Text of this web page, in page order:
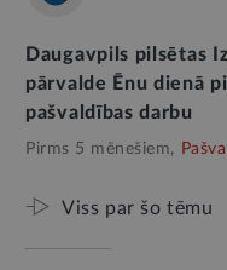
Daugavpils pilsētas
pārvalde Ēnu dienā
pašvaldības darbu
Pirms 5 mēnešiem,
Viss par šo tēmu